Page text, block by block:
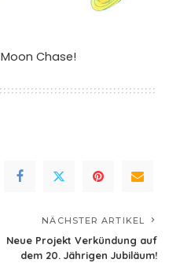
Moon Chase!
NÄCHSTER ARTIKEL
Neue Projekt Verkündung auf
dem 20. Jährigen Jubiläum!